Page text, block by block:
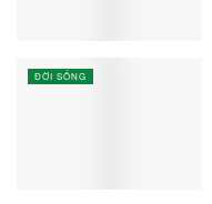
ĐỜI SỐNG